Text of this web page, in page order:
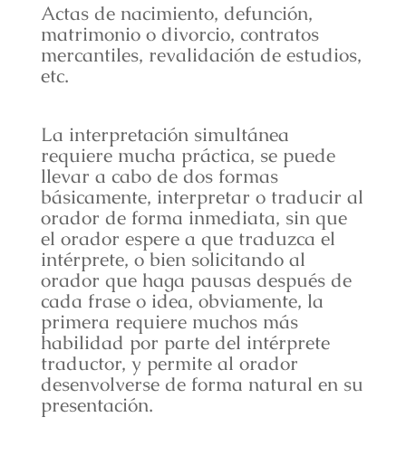
Actas de nacimiento, defunción,
matrimonio o divorcio, contratos
mercantiles, revalidación de estudios,
etc.
La interpretación simultánea
requiere mucha práctica, se puede
llevar a cabo de dos formas
básicamente, interpretar o traducir al
orador de forma inmediata, sin que
el orador espere a que traduzca el
intérprete, o bien solicitando al
orador que haga pausas después de
cada frase o idea, obviamente, la
primera requiere muchos más
habilidad por parte del intérprete
traductor, y permite al orador
desenvolverse de forma natural en su
presentación.